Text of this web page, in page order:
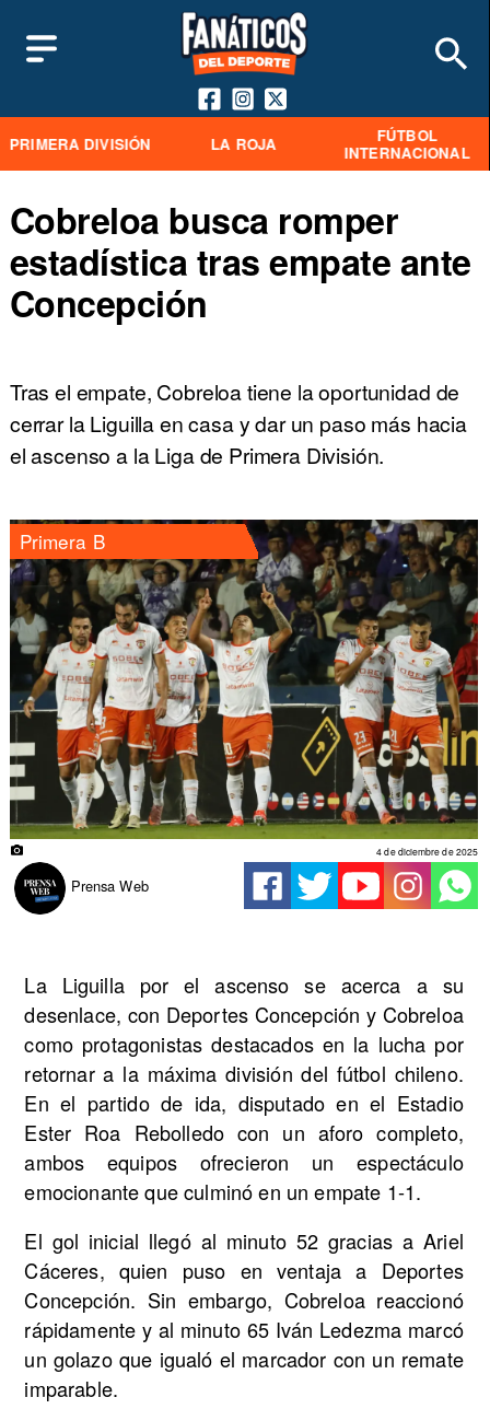
PRIMERA DIVISIÓN LA ROJA
FÚTBOL
INTERNACIONAL
Cobreloa busca romper
estadística tras empate ante
Concepción
Tras el empate, Cobreloa tiene la oportunidad de
cerrar la Liguilla en casa y dar un paso más hacia
el ascenso a la Liga de Primera División.
Primera B
Prensa Web
4 de diciembre de 2025
La Liguilla por el ascenso se acerca a su
desenlace, con Deportes Concepción y Cobreloa
como protagonistas destacados en la lucha por
retornar a la máxima división del fútbol chileno.
En el partido de ida, disputado en el Estadio
Ester Roa Rebolledo con un aforo completo,
ambos equipos ofrecieron un espectáculo
emocionante que culminó en un empate 1-1.
El gol inicial llegó al minuto 52 gracias a Ariel
Cáceres, quien puso en ventaja a Deportes
Concepción. Sin embargo, Cobreloa reaccionó
rápidamente y al minuto 65 Iván Ledezma marcó
un golazo que igualó el marcador con un remate
imparable.